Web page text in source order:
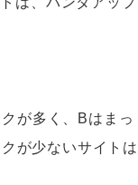
が多く、Bはまっ
が少ないサイトは